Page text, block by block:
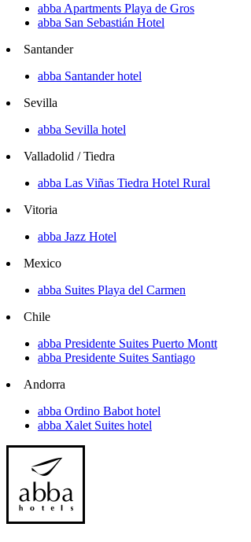
abba Apartments Playa de Gros
abba San Sebastián Hotel
Santander
abba Santander hotel
Sevilla
abba Sevilla hotel
Valladolid / Tiedra
abba Las Viñas Tiedra Hotel Rural
Vitoria
abba Jazz Hotel
Mexico
abba Suites Playa del Carmen
Chile
abba Presidente Suites Puerto Montt
abba Presidente Suites Santiago
Andorra
abba Ordino Babot hotel
abba Xalet Suites hotel